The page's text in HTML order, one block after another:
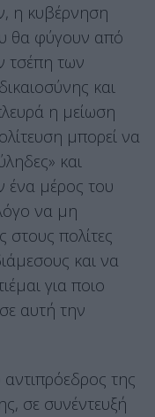
η κυβέρνηση
θα φύγουν από
τσέπη των
και
η μείωση
μπορεί να
και
ένα μέρος του
να μη
πολίτες
και να
για ποιο
αυτή την
αντιπρόεδρος της
σε συνέντευξή